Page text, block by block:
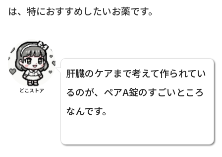
は、特におすすめしたいお薬です。
どこストア
肝臓のケアまで考えて作られてい
るのが、ペアA錠のすごいところ
なんです。